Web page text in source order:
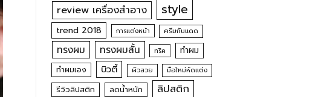
review เครื่องสำอาง style
trend 2018 การแต่งหน้า ครีมกันแดด
ทรงผม ทรงผมสั้น ทริค ทำผม
ทำผมเอง บิวตี้ ผิวสวย มือใหม่หัดแต่ง
รีวิวลิปสติก ลดน้ำหนัก ลิปสติก